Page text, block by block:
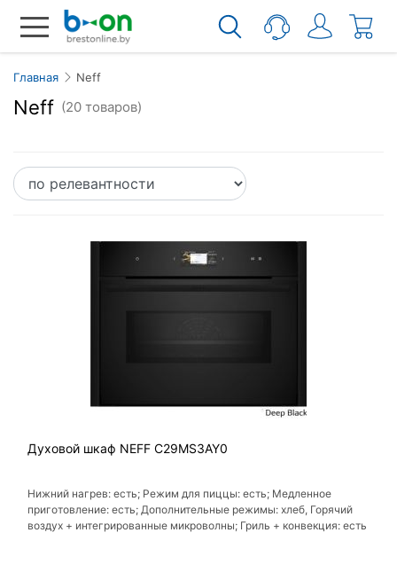
Главная Neff
Neff (20 товаров)
Духовой шкаф NEFF C29MS3AY0
Нижний нагрев: есть; Режим для пиццы: есть; Медленное
приготовление: есть; Дополнительные режимы: хлеб, Горячий
воздух + интегрированные микроволны; Гриль + конвекция: есть